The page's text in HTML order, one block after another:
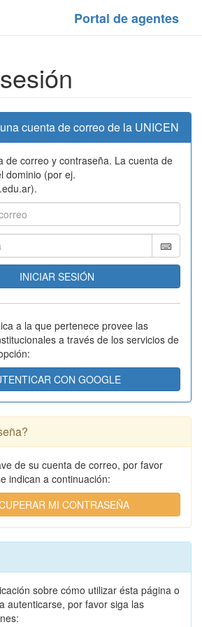
Portal de agentes
cuenta de correo de la UNICEN
de correo y contraseña. La cuenta de
dominio (por ej.
INICIAR SESIÓN
a la que pertenece provee las
a través de los servicios de
CON GOOGLE
de su cuenta de correo, por favor
indican a continuación:
MI CONTRASEÑA
sobre cómo utilizar ésta página o
autenticarse, por favor siga las